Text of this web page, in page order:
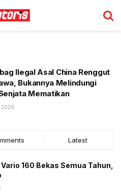
Ilegal Asal China Renggut
Bukannya Melindungi
Mematikan
2026
Latest
160 Bekas Semua Tahun,